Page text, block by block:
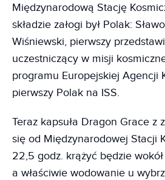
Międzynarodową Stację
składzie załogi był Polak:
Wiśniewski, pierwszy
uczestniczący w misji
programu Europejskiej Agencji
pierwszy Polak na ISS.
Teraz kapsuła Dragon Grace z
się od Międzynarodowej Stacji
22,5 godz. krążyć będzie
a właściwie wodowanie u